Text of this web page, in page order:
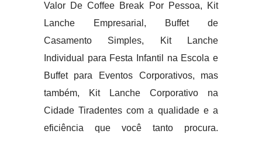
Valor De Coffee Break Por Pessoa, Kit
Lanche Empresarial, Buffet de
Casamento Simples, Kit Lanche
Individual para Festa Infantil na Escola e
Buffet para Eventos Corporativos, mas
também, Kit Lanche Corporativo na
Cidade Tiradentes com a qualidade e a
eficiência que você tanto procura.